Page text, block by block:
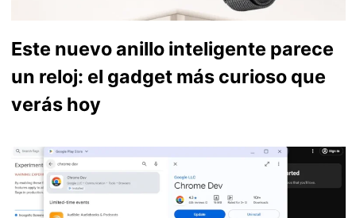
Este nuevo anillo inteligente parece
un reloj: el gadget más curioso que
verás hoy